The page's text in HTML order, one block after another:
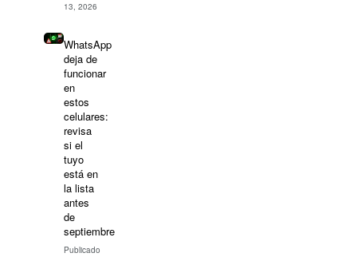
13, 2026
WhatsApp
deja de
funcionar
en
estos
celulares:
revisa
si el
tuyo
está en
la lista
antes
de
septiembre
Publicado